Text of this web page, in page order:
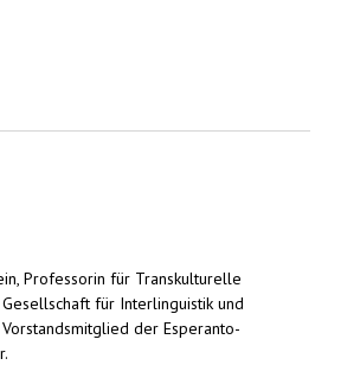
Professorin für Transkulturelle
für Interlinguistik und
der Esperanto-